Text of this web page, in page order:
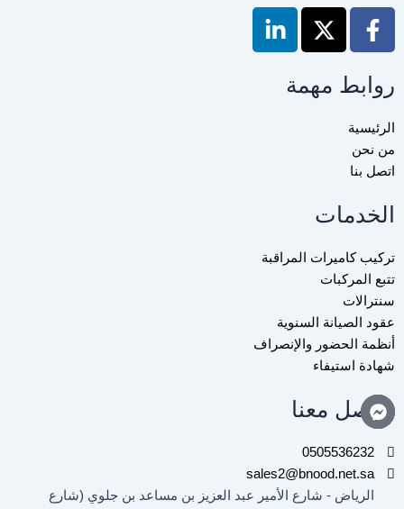
F
a
e
o
o
k
f
X
-
w
L
i
روابط مهمة
الرئيسية
من نحن
اتصل بنا
الخدمات
تركيب كاميرات المراقبة
تتبع المركبات
سنترالات
عقود الصيانة السنوية
أنظمة الحضور والإنصراف
شهادة استيفاء
تواصل معنا
0505536232
sales2@bnood.net.sa
الرياض - شارع الأمير عبد العزيز بن مساعد بن جلوي (شارع